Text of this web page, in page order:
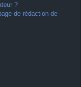
?
de rédaction de